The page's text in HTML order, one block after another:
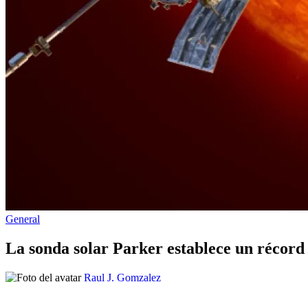
Publicado
General
La sonda solar Parker establece un
Publicado Raul J. Gomzalez